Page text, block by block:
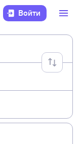
Войти